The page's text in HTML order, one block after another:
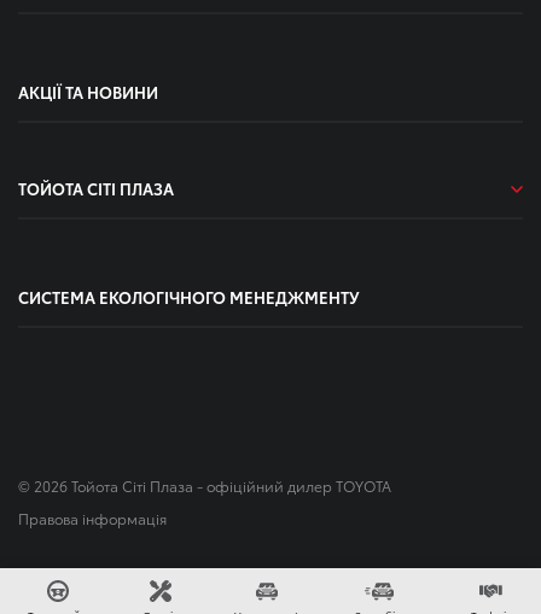
АКЦІЇ ТА НОВИНИ
ТОЙОТА СІТІ ПЛАЗА
СИСТЕМА ЕКОЛОГІЧНОГО МЕНЕДЖМЕНТУ
© 2026 Тойота Сіті Плаза - офіційний дилер TOYOTA
Правова інформація
Зроблено в